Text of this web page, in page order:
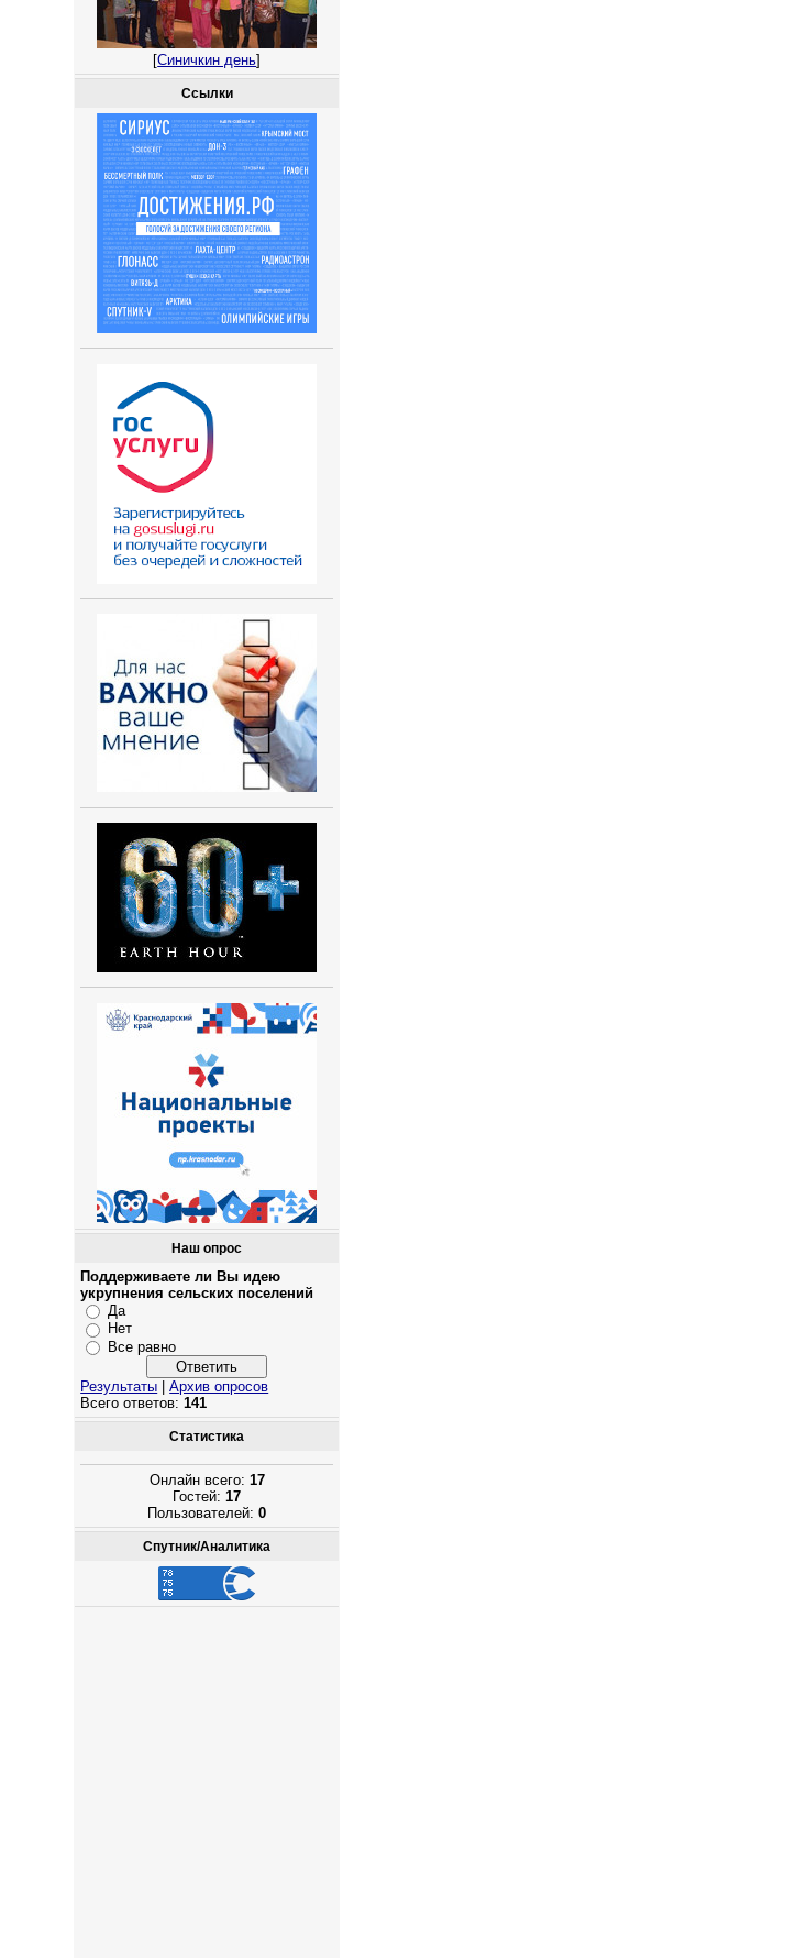
[Синичкин день]
Ссылки
Наш опрос
Поддерживаете ли Вы идею
укрупнения сельских поселений
Да
Нет
Все равно
Результаты |Архив опросов
Всего ответов:141
Статистика
Онлайн всего: 17
Гостей:17
Пользователей:0
Спутник/Аналитика